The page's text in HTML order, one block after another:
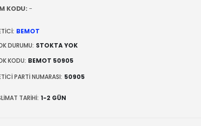
KODU: -
BEMOT
DURUMU: STOKTA YOK
KODU: BEMOT 50905
PARTI NUMARASI: 50905
TARIHI: 1-2 GÜN